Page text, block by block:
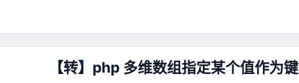
【转】php 多维数组指定某个值作为键